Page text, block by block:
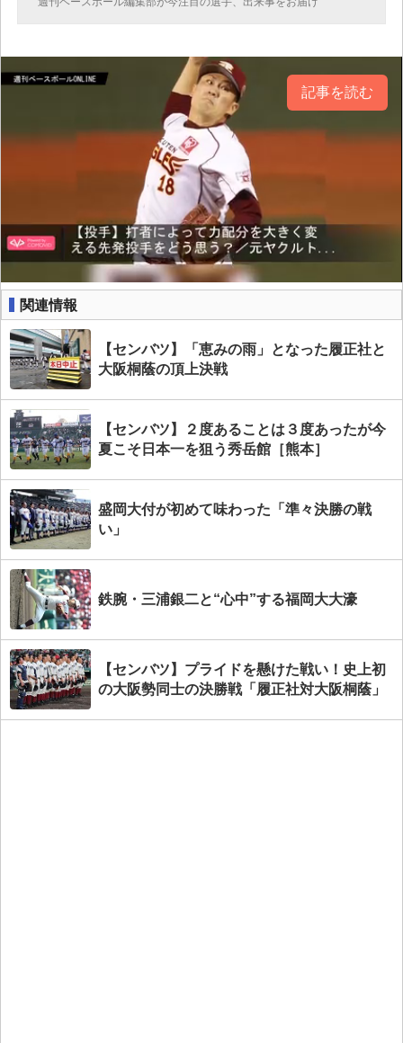
記事を読む
関連情報
【センバツ】「恵みの雨」となった履正社と
大阪桐蔭の頂上決戦
【センバツ】２度あることは３度あったが今
夏こそ日本一を狙う秀岳館［熊本］
盛岡大付が初めて味わった「準々決勝の戦
い」
鉄腕・三浦銀二と“心中”する福岡大大濠
【センバツ】プライドを懸けた戦い！史上初
の大阪勢同士の決勝戦「履正社対大阪桐蔭」